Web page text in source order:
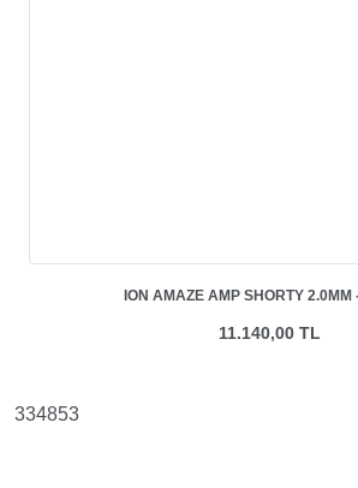
ION AMAZE AMP SHORTY
11.140,00 TL
334853